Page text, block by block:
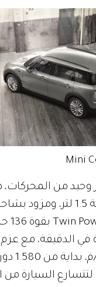
Mini
أسطوانات بسعة 1.5 لتر،
و6.500 دورة في الدقيقة،
لتتسارع السيارة من